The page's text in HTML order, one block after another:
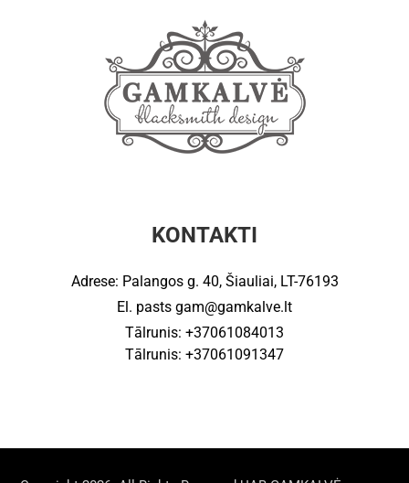
KONTAKTI
Adrese: Palangos g. 40, Šiauliai, LT-76193
El. pasts gam@gamkalve.lt
Tālrunis: +37061084013
Tālrunis: +37061091347